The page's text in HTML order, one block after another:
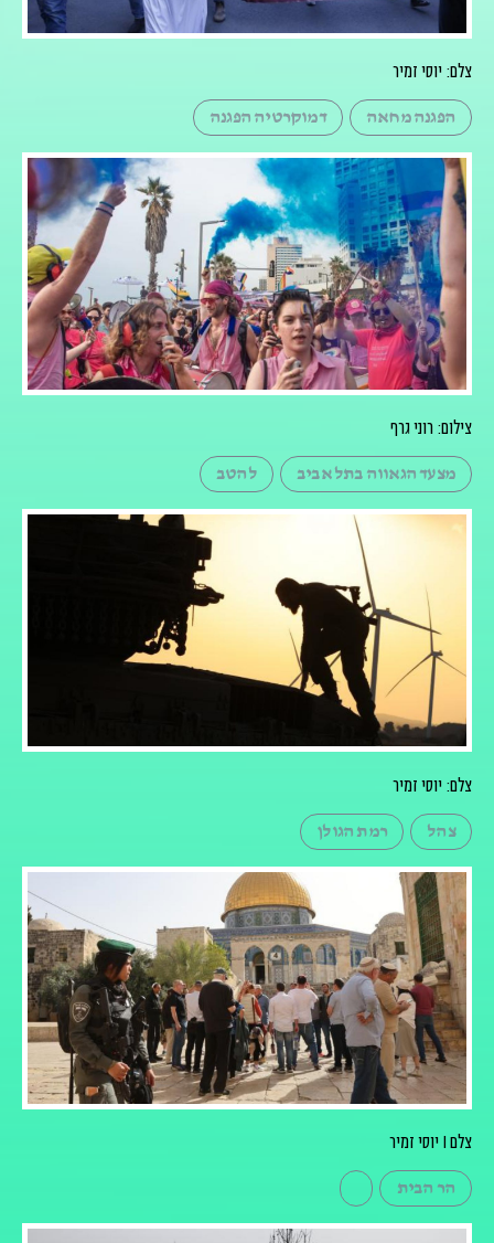
צלם: יוסי זמיר
הפגנה מחאה דמוקרטיה הפגנה
צילום: רוני גרף
מצעד הגאווה בתל אביב להטב
צלם: יוסי זמיר
צהל רמת הגולן
צלם I יוסי זמיר
הר הבית